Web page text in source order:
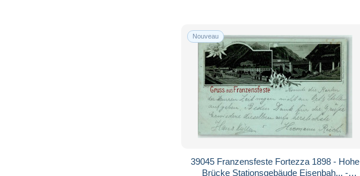
Nouveau
39045 Franzensfeste Fortezza 1898 - Hohe
Brücke Stationsgebäude Eisenbah... -